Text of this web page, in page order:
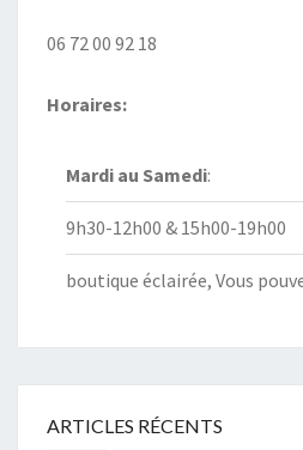
06 72 00 92 18
Horaires:
Mardi au Samedi:
9h30-12h00 & 15h00-19h00
boutique éclairée, Vous
ARTICLES RÉCENTS